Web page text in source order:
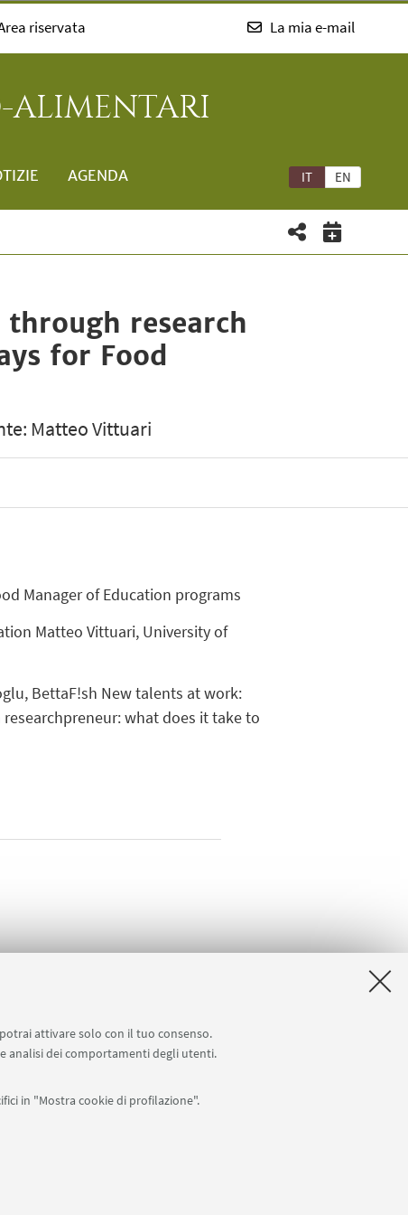
attivare solo con il tuo consenso.
analisi dei comportamenti degli utenti.
in "Mostra cookie di profilazione".
riservata La mia e-mail
ALIMENTARI
IT EN
AGENDA
research
for Food
Matteo Vittuari
Manager of Education programs
Matteo Vittuari, University of
BettaF!sh New talents at work:
what does it take to